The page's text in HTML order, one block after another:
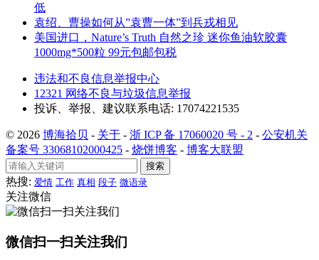
低
袁绍、曹操如何从”袁曹一体”到兵戎相见
美国进口，Nature’s Truth 自然之珍 迷你鱼油软胶囊
1000mg*500粒 99元包邮包税
违法和不良信息举报中心
12321 网络不良与垃圾信息举报
投诉、举报、建议联系电话: 17074221535
© 2026 博海拾贝 - 关于 - 浙 ICP 备 17060020 号 - 2 - 公安机关
备案号 33068102000425 - 烧饼博客 - 博客大联盟
搜索
热搜: 爱情 工作 真相 段子 微语录
关注微信
微信扫一扫关注我们